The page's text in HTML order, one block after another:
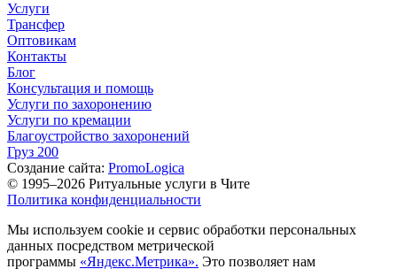
Услуги
Трансфер
Оптовикам
Контакты
Блог
Консультация и помощь
Услуги по захоронению
Услуги по кремации
Благоустройство захоронений
Груз 200
Создание сайта: PromoLogica
© 1995–2026 Ритуальные услуги в Чите
Политика конфиденциальности
Мы используем cookie и сервис обработки персональных
данных посредством метрической
программы «Яндекс.Метрика». Это позволяет нам